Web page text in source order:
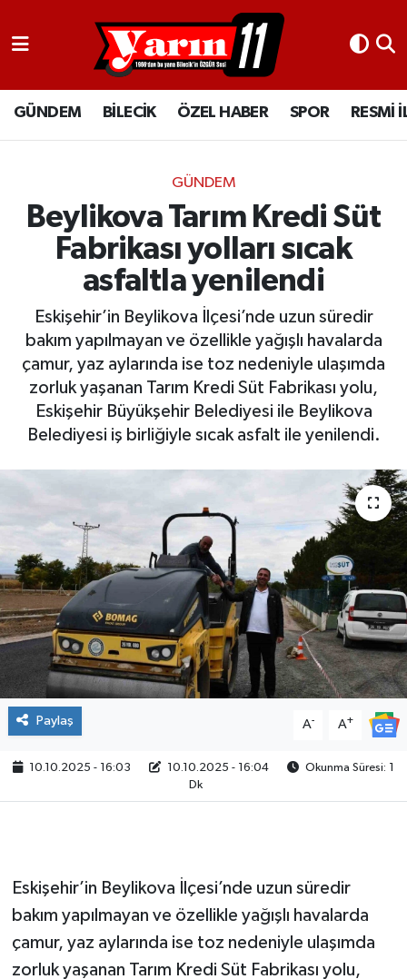
GÜNDEM BİLECİK ÖZEL HABER SPOR RESMİ
GÜNDEM
Beylikova Tarım Kredi Süt
Fabrikası yolları sıcak
asfaltla yenilendi
Eskişehir’in Beylikova İlçesi’nde uzun süredir
bakım yapılmayan ve özellikle yağışlı havalarda
çamur, yaz aylarında ise toz nedeniyle ulaşımda
zorluk yaşanan Tarım Kredi Süt Fabrikası yolu,
Eskişehir Büyükşehir Belediyesi ile Beylikova
Belediyesi iş birliğiyle sıcak asfalt ile yenilendi.
Paylaş A- A+
10.10.2025 - 16:03 10.10.2025 - 16:04
Okunma Süresi: 1
Dk
Eskişehir’in Beylikova İlçesi’nde uzun süredir
bakım yapılmayan ve özellikle yağışlı havalarda
çamur, yaz aylarında ise toz nedeniyle ulaşımda
zorluk yaşanan Tarım Kredi Süt Fabrikası yolu,
GÜNDEM
BİLECİK
SPOR
RESMİ İLANLAR
Bilecik Nöbetçi Eczaneler
Bilecik Hava Durumu
Bilecik Trafik Yoğunluk Haritası
Süper Lig Puan Durumu ve Fikstür
Son Dakika Haberleri
Haber Arşivi